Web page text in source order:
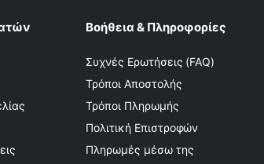
Βοήθεια & Πληροφορίες
Συχνές Ερωτήσεις (FAQ)
Τρόποι Αποστολής
Τρόποι Πληρωμής
Πολιτική Επιστροφών
Πληρωμές μέσω της